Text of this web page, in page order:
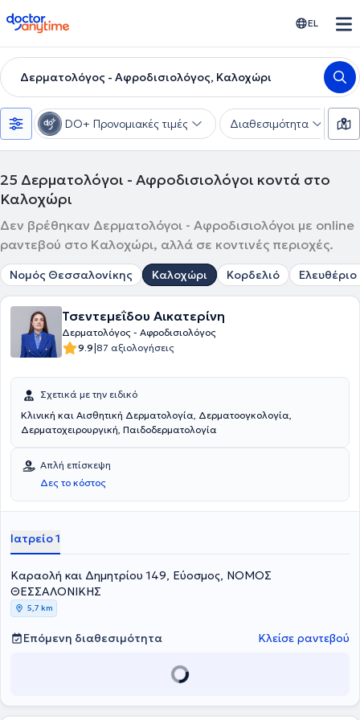
doctoranytime EL
Δερματολόγος - Αφροδισιολόγος, Καλοχώρι
DO+ Προνομιακές τιμές Διαθεσιμότητα
25 Δερματολόγοι - Αφροδισιολόγοι κοντά στο
Καλοχώρι
Δεν βρέθηκαν Δερματολόγοι - Αφροδισιολόγοι με online
ραντεβού στο Καλοχώρι, αλλά σε κοντινές περιοχές.
Νομός Θεσσαλονίκης Καλοχώρι Κορδελιό
Τσεντεμεΐδου Αικατερίνη
Δερματολόγος - Αφροδισιολόγος
9.9|87 αξιολογήσεις
Σχετικά με την ειδικό
Κλινική και Αισθητική Δερματολογία, Δερματοογκολογία,
Δερματοχειρουργική, Παιδοδερματολογία
Απλή επίσκεψη
Δες το κόστος
Ιατρείο 1
Καραολή και Δημητρίου 149, Εύοσμος, ΝΟΜΟΣ
ΘΕΣΣΑΛΟΝΙΚΗΣ
5,7 km
Επόμενη διαθεσιμότητα Κλείσε ραντεβού